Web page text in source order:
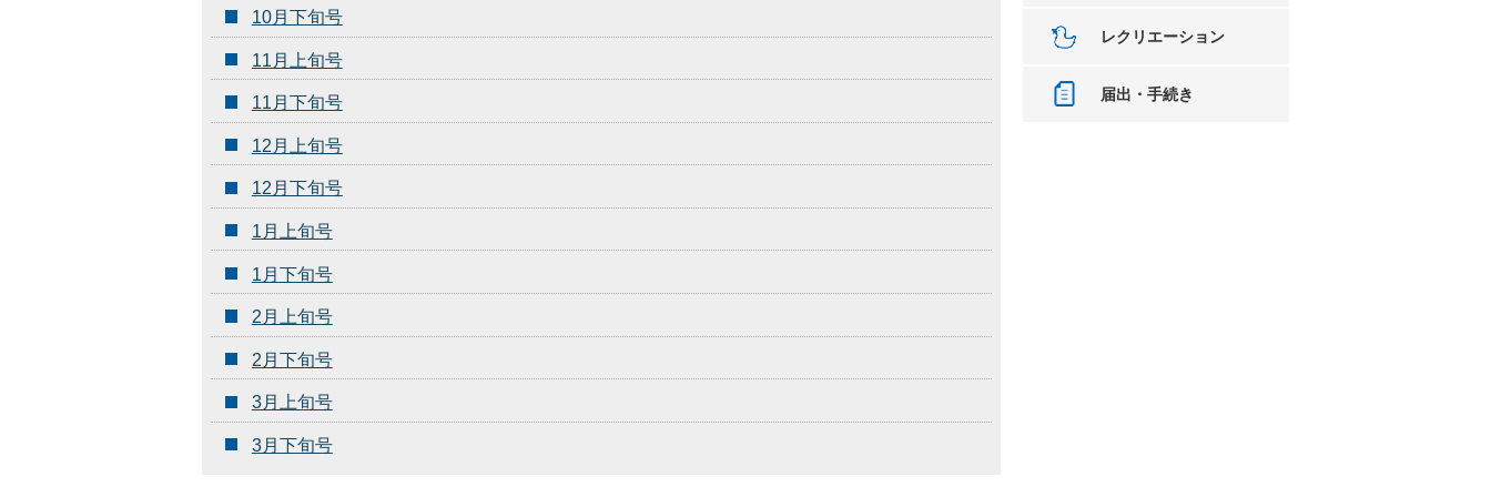
10月下旬号
11月上旬号
11月下旬号
12月上旬号
12月下旬号
1月上旬号
1月下旬号
2月上旬号
2月下旬号
3月上旬号
3月下旬号
レクリエーション
届出・手続き